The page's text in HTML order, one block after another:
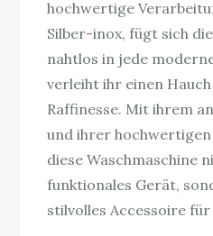
hochwertige
Silber-inox, fügt sich
nahtlos in jede
verleiht ihr einen
Raffinesse. Mit ihrem
und ihrer
diese Waschmaschine
funktionales Gerät,
stilvolles Accessoire für